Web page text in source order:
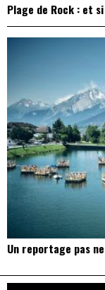
Plage de Rock : et
Un reportage pas